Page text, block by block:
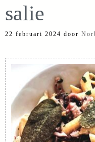
salie
22 februari 2024 door